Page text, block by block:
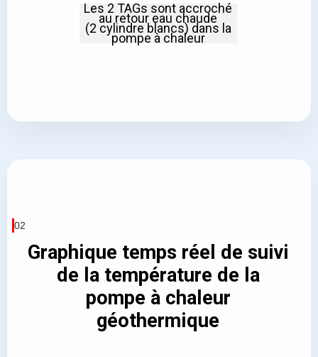
Les 2 TAGs sont accroché
au retour eau chaude
(2 cylindre blancs) dans la
pompe à chaleur
02
Graphique temps réel de suivi
de la température de la
pompe à chaleur
géothermique